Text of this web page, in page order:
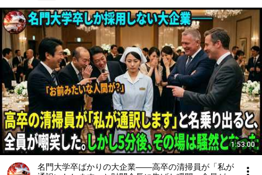
1:53:00
名門大学卒ばかりの大企業――高卒の清掃員が「私が